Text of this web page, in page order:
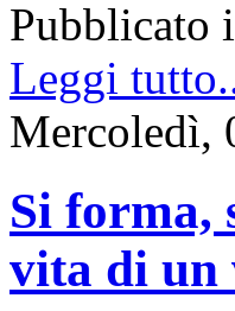
Pubblicato
Leggi
Mercoledì,
Si forma,
vita di un